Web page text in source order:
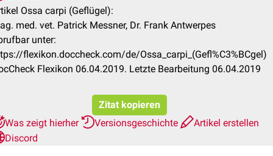
Ossa carpi (Geflügel):
med. vet. Patrick Messner, Dr. Frank Antwerpes
unter:
flexikon.doccheck.com/de/Ossa_carpi_(Gefl%C3%BCgel)
Flexikon 06.04.2019. Letzte Bearbeitung 06.04.2019
Zitat kopieren
Was zeigt hierher
Versionsgeschichte
Artikel erstellen
Discord